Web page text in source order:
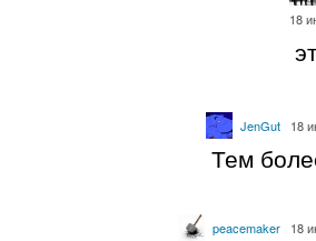
18
JenGut 18
Тем
peacemaker 18